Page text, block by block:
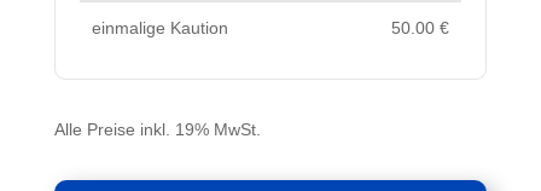
einmalige Kaution 50.00 €
Alle Preise inkl. 19% MwSt.